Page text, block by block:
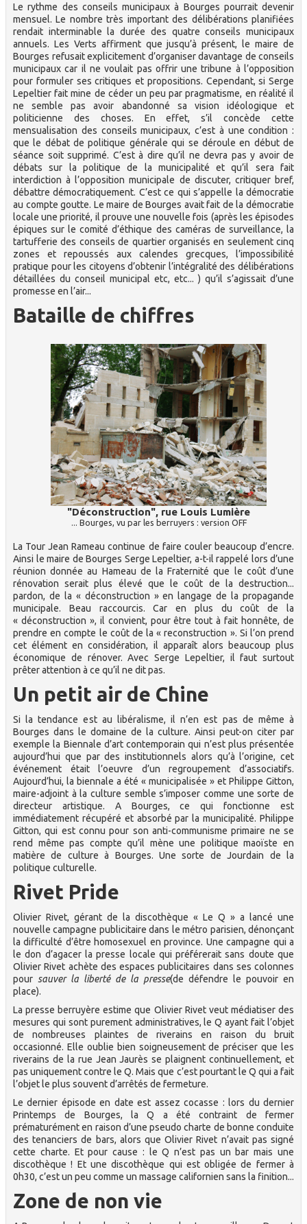
Le rythme des conseils municipaux à Bourges pourrait devenir
mensuel. Le nombre très important des délibérations planifiées
rendait interminable la durée des quatre conseils municipaux
annuels. Les Verts affirment que jusqu’à présent, le maire de
Bourges refusait explicitement d’organiser davantage de conseils
municipaux car il ne voulait pas offrir une tribune à l’opposition
pour formuler ses critiques et propositions. Cependant, si Serge
Lepeltier fait mine de céder un peu par pragmatisme, en réalité il
ne semble pas avoir abandonné sa vision idéologique et
politicienne des choses. En effet, s’il concède cette
mensualisation des conseils municipaux, c’est à une condition :
que le débat de politique générale qui se déroule en début de
séance soit supprimé. C’est à dire qu’il ne devra pas y avoir de
débats sur la politique de la municipalité et qu’il sera fait
interdiction à l’opposition municipale de discuter, critiquer bref,
débattre démocratiquement. C’est ce qui s’appelle la démocratie
au compte goutte. Le maire de Bourges avait fait de la démocratie
locale une priorité, il prouve une nouvelle fois (après les épisodes
épiques sur le comité d’éthique des caméras de surveillance, la
tartufferie des conseils de quartier organisés en seulement cinq
zones et repoussés aux calendes grecques, l’impossibilité
pratique pour les citoyens d’obtenir l’intégralité des délibérations
détaillées du conseil municipal etc, etc... ) qu’il s’agissait d’une
promesse en l’air...
Bataille de chiffres
"Déconstruction", rue Louis Lumière
... Bourges, vu par les berruyers : version OFF
La Tour Jean Rameau continue de faire couler beaucoup d’encre.
Ainsi le maire de Bourges Serge Lepeltier, a-t-il rappelé lors d’une
réunion donnée au Hameau de la Fraternité que le coût d’une
rénovation serait plus élevé que le coût de la destruction...
pardon, de la « déconstruction » en langage de la propagande
municipale. Beau raccourcis. Car en plus du coût de la
« déconstruction », il convient, pour être tout à fait honnête, de
prendre en compte le coût de la « reconstruction ». Si l’on prend
cet élément en considération, il apparaît alors beaucoup plus
économique de rénover. Avec Serge Lepeltier, il faut surtout
prêter attention à ce qu’il ne dit pas.
Un petit air de Chine
Si la tendance est au libéralisme, il n’en est pas de même à
Bourges dans le domaine de la culture. Ainsi peut-on citer par
exemple la Biennale d’art contemporain qui n’est plus présentée
aujourd’hui que par des institutionnels alors qu’à l’origine, cet
événement était l’oeuvre d’un regroupement d’associatifs.
Aujourd’hui, la biennale a été « municipalisée » et Philippe Gitton,
maire-adjoint à la culture semble s’imposer comme une sorte de
directeur artistique. A Bourges, ce qui fonctionne est
immédiatement récupéré et absorbé par la municipalité. Philippe
Gitton, qui est connu pour son anti-communisme primaire ne se
rend même pas compte qu’il mène une politique maoïste en
matière de culture à Bourges. Une sorte de Jourdain de la
politique culturelle.
Rivet Pride
Olivier Rivet, gérant de la discothèque « Le Q » a lancé une
nouvelle campagne publicitaire dans le métro parisien, dénonçant
la difficulté d’être homosexuel en province. Une campagne qui a
le don d’agacer la presse locale qui préférerait sans doute que
Olivier Rivet achète des espaces publicitaires dans ses colonnes
pour sauver la liberté de la presse(de défendre le pouvoir en
place).
La presse berruyère estime que Olivier Rivet veut médiatiser des
mesures qui sont purement administratives, le Q ayant fait l’objet
de nombreuses plaintes de riverains en raison du bruit
occasionné. Elle oublie bien soigneusement de préciser que les
riverains de la rue Jean Jaurès se plaignent continuellement, et
pas uniquement contre le Q. Mais que c’est pourtant le Q qui a fait
l’objet le plus souvent d’arrêtés de fermeture.
Le dernier épisode en date est assez cocasse : lors du dernier
Printemps de Bourges, la Q a été contraint de fermer
prématurément en raison d’une pseudo charte de bonne conduite
des tenanciers de bars, alors que Olivier Rivet n’avait pas signé
cette charte. Et pour cause : le Q n’est pas un bar mais une
discothèque ! Et une discothèque qui est obligée de fermer à
0h30, c’est un peu comme un massage californien sans la finition...
Zone de non vie